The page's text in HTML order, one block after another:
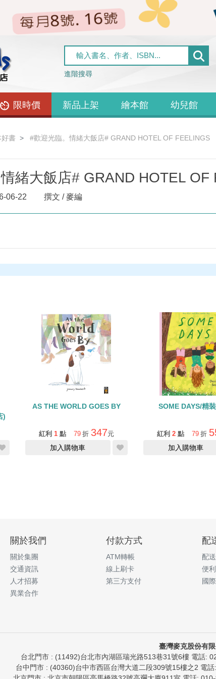
進階搜尋
限時價 新品上架 繪本館 幼兒館
好書 #歡迎光臨。情緒大飯店# GRAND HOTEL OF FEELINGS
緒大飯店# GRAND HOTEL OF
06-22 撰文 / 麥編
)
AS THE WORLD GOES BY
紅利 1 點 79 折 347元
加入購物車
SOME DAYS/精
紅利 2 點 79 折
加入購物車
關於我們
關於集團
交通資訊
人才招募
異業合作
付款方式
ATM轉帳
線上刷卡
第三方支付
配
配
便
國
臺灣麥克股份有限
台北門市 : (11492)台北市內湖區瑞光路513巷31號6樓 電話:
台中門市 : (40360)台中市西區台灣大道二段309號15樓之2 電